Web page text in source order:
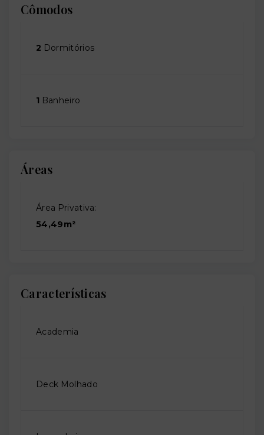
Cômodos
2 Dormitórios
1 Banheiro
Áreas
Área Privativa:
54,49m²
Características
Academia
Deck Molhado